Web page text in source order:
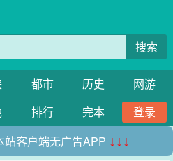
搜索
都市 历史
网游
排行 完本
登录
客户端无广告APP ↓↓↓